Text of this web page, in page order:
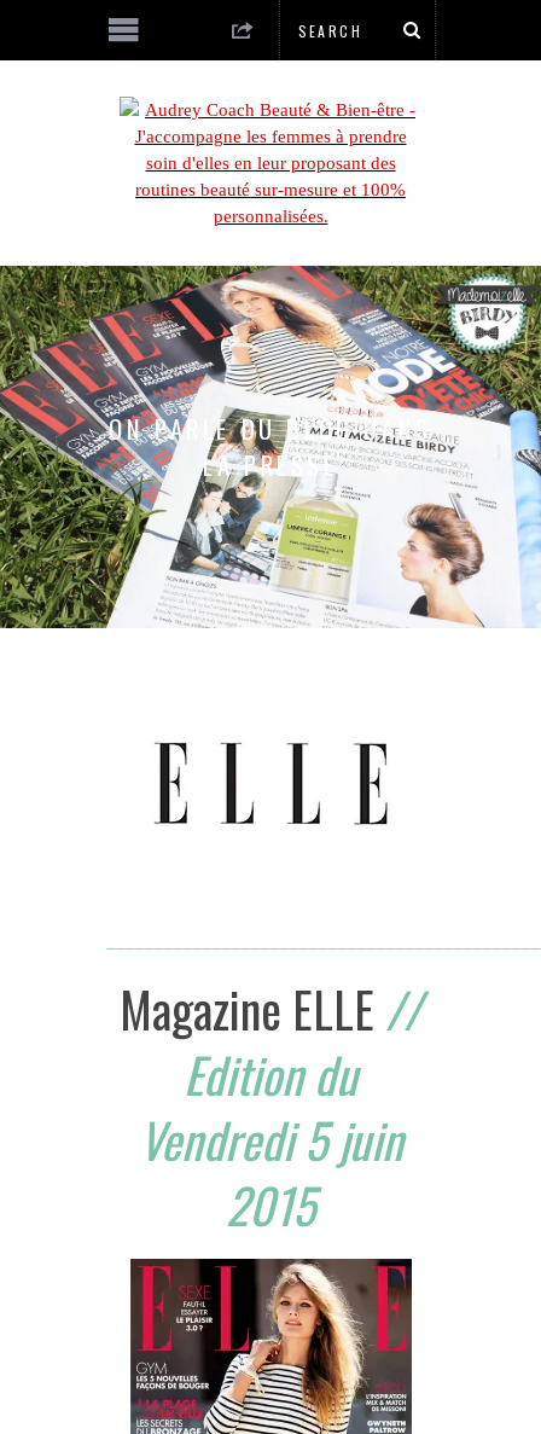
ON PARLE DU BLOG DANS
LA PRESSE
Magazine ELLE//
Edition du
Vendredi 5 juin
2015